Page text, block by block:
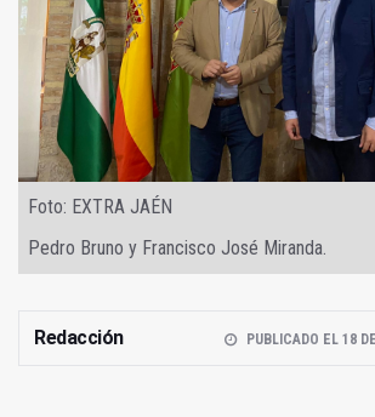
Foto: EXTRA JAÉN
Pedro Bruno y Francisco José Miranda.
Redacción PUBLICADO EL 18